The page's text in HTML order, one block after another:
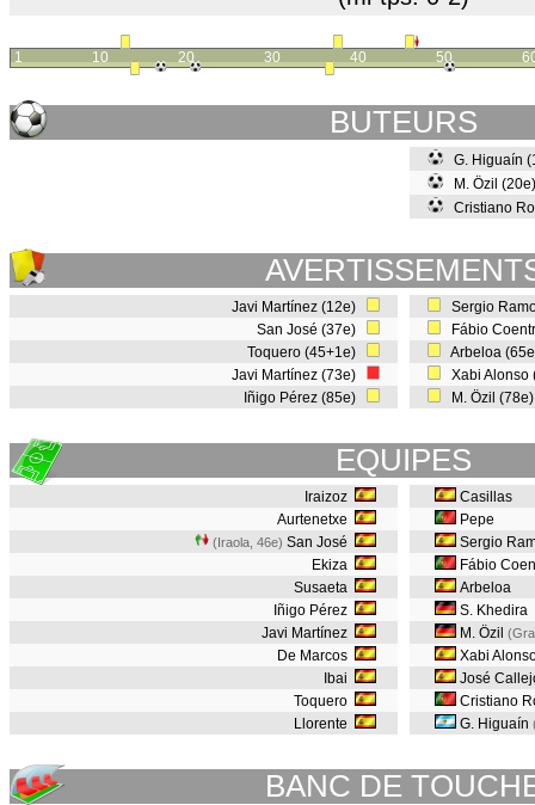
1 10 20 30 40 50
BUTEURS
G. Higuaín
M. Özil
Cristiano
Javi Martínez (12e)
San José (37e)
Toquero (45+1e)
Javi Martínez (73e)
Iñigo Pérez (85e)
Sergio
Fábio
Arbeloa
Xabi
M. Özil
EQUIPES
Iraizoz
Aurtenetxe
(Iraola, 46e) San José
Ekiza
Susaeta
Iñigo Pérez
Javi Martínez
De Marcos
Ibai
Toquero
Llorente
Casillas
Pepe
Sergio
Fábio
Arbeloa
S. Khedira
M. Özil
Xabi
José
Cristiano
G. Higuaín
BANC DE